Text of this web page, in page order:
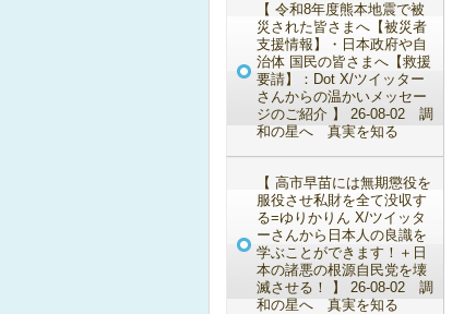
【 令和8年度熊本地震で被
災された皆さまへ【被災者
支援情報】・日本政府や自
治体 国民の皆さまへ【救援
要請】：Dot X/ツイッター
さんからの温かいメッセー
ジのご紹介 】 26-08-02 調
和の星へ 真実を知る
【 高市早苗には無期懲役を
服役させ私財を全て没収す
る=ゆりかりん X/ツイッタ
ーさんから日本人の良識を
学ぶことができます！＋日
本の諸悪の根源自民党を壊
滅させる！ 】 26-08-02 調
和の星へ 真実を知る